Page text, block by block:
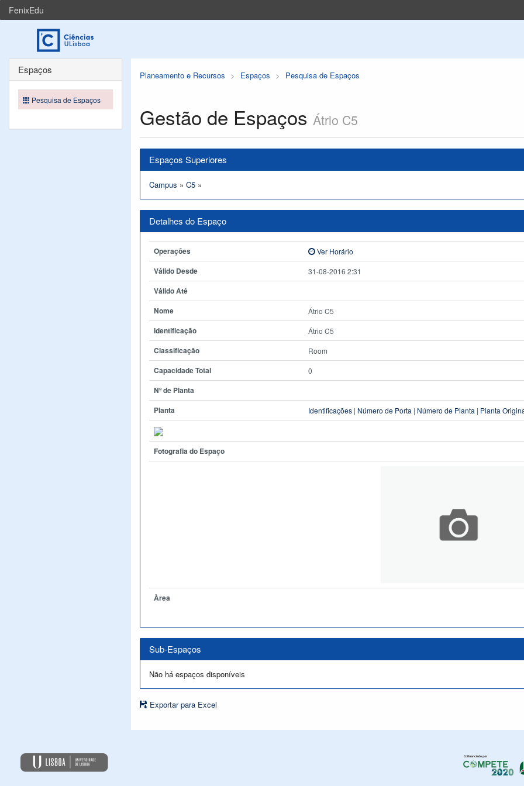
FenixEdu
Planeamento e Recursos Espaços Pesquisa de Espaços
Gestão de Espaços Átrio C5
Espaços Superiores
Campus » C5 »
Detalhes do Espaço
Operações Ver Horário
Válido Desde 31-08-2016 2:31
Válido Até
Nome
Átrio C5
Identificação Átrio C5
Classificação Room
Capacidade Total 0
Nº de Planta
Planta
Identificações | Número de Porta | Número de Planta | Planta
Fotografia do Espaço
Àrea
Sub-Espaços
Não há espaços disponíveis
Exportar para Excel
Espaços
Pesquisa de Espaços